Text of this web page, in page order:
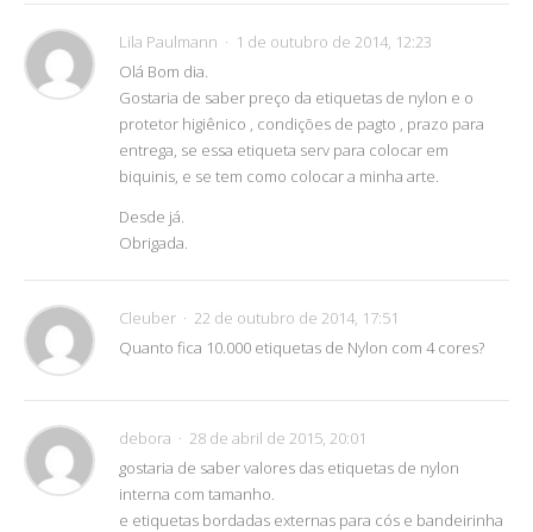
Lila Paulmann
1 de outubro de 2014, 12:23
Olá Bom dia.
Gostaria de saber preço da etiquetas de nylon e o
protetor higiênico , condições de pagto , prazo para
entrega, se essa etiqueta serv para colocar em
biquinis, e se tem como colocar a minha arte.
Desde já.
Obrigada.
Cleuber
22 de outubro de 2014, 17:51
Quanto fica 10.000 etiquetas de Nylon com 4 cores?
debora
28 de abril de 2015, 20:01
gostaria de saber valores das etiquetas de nylon
interna com tamanho.
e etiquetas bordadas externas para cós e bandeirinha